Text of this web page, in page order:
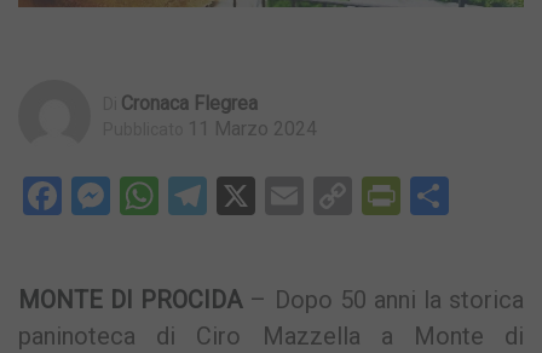
Cronaca Flegrea
11 Marzo 2024
Facebook
Messenger
WhatsApp
Telegram
X EmailCopy
MONTE DI PROCIDA– Dopo 50 anni la storica
paninoteca di Ciro Mazzella a Monte di